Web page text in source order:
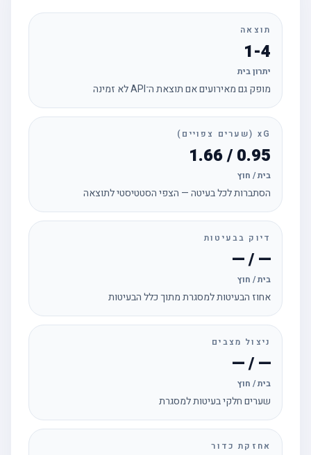
תוצאה
1-4
יתרון בית
מופק גם מאירועים אם תוצאת ה־API לא זמינה
xG (שערים צפויים)
0.95 / 1.66
בית / חוץ
הסתברות לכל בעיטה — הצפי הסטטיסטי לתוצאה
דיוק בבעיטות
— / —
בית / חוץ
אחוז הבעיטות למסגרת מתוך כלל הבעיטות
ניצול מצבים
— / —
בית / חוץ
שערים חלקי בעיטות למסגרת
אחזקת כדור